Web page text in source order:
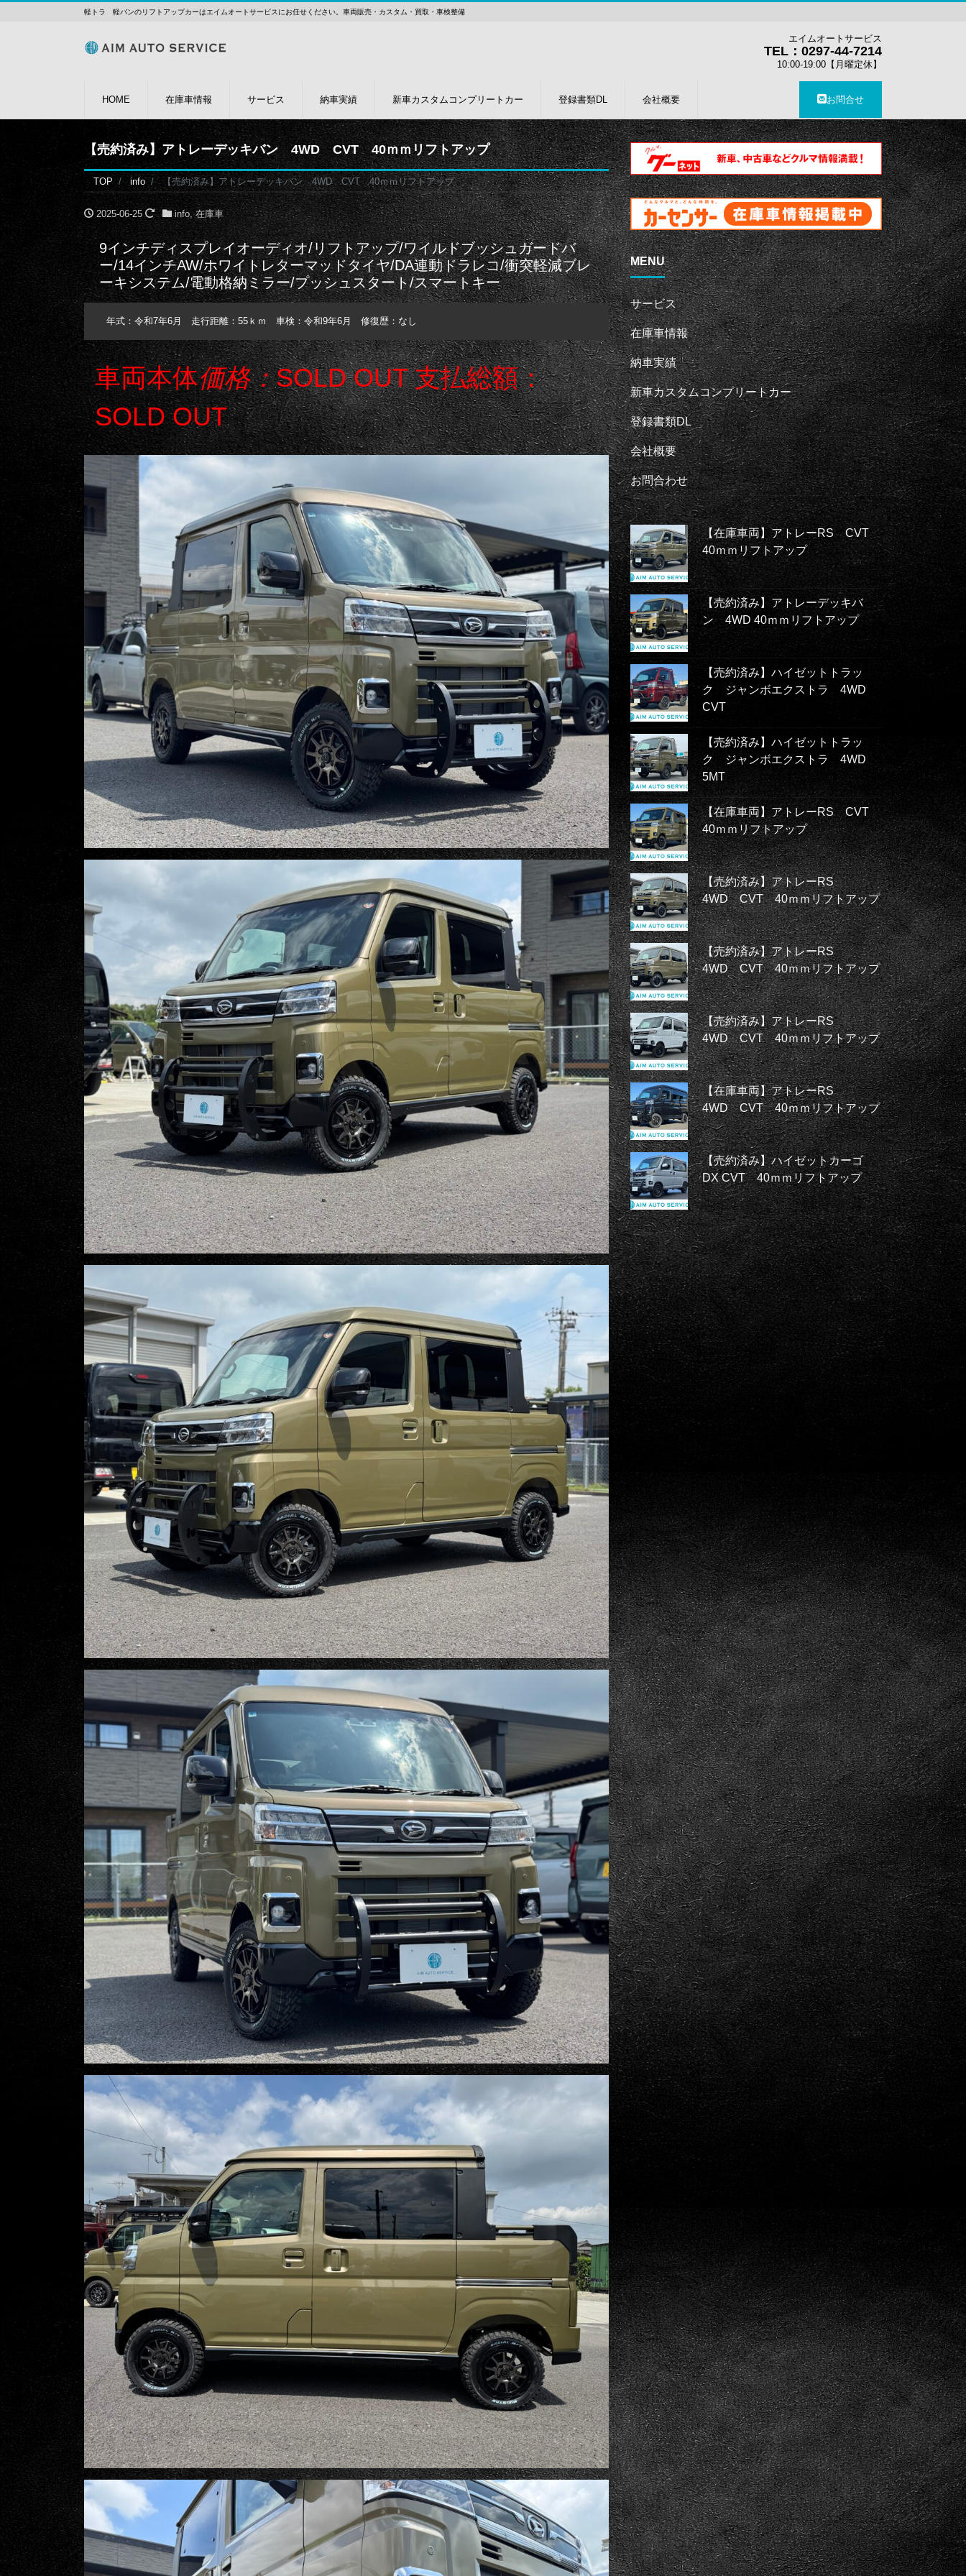
軽トラ 軽バンのリフトアップカーはエイムオートサービスにお任せください。車両販売・カスタム・買取・車検整備
エイムオートサービス
TEL：0297-44-7214
10:00-19:00【月曜定休】
HOME 在庫車情報 サービス 納車実績 新車カスタムコンプリートカー 登録書類DL 会社概要 お問合せ
【売約済み】アトレーデッキバン 4WD CVT 40ｍｍリフトアップ
TOP info 【売約済み】アトレーデッキバン 4WD CVT 40ｍｍリフトアップ
2025-06-25 info,在庫車
9インチディスプレイオーディオ/リフトアップ/ワイルドブッシュガードバ
ー/14インチAW/ホワイトレターマッドタイヤ/DA連動ドラレコ/衝突軽減ブレ
ーキシステム/電動格納ミラー/プッシュスタート/スマートキー
年式：令和7年6月 走行距離：55ｋｍ 車検：令和9年6月 修復歴：なし
車両本体価格：SOLD OUT 支払総額：
SOLD OUT
MENU
サービス
在庫車情報
納車実績
新車カスタムコンプリートカー
登録書類DL
会社概要
お問合わせ
【在庫車両】アトレーRS CVT
40ｍｍリフトアップ
【売約済み】アトレーデッキバ
ン 4WD 40ｍｍリフトアップ
【売約済み】ハイゼットトラッ
ク ジャンボエクストラ 4WD
CVT
【売約済み】ハイゼットトラッ
ク ジャンボエクストラ 4WD
5MT
【在庫車両】アトレーRS CVT
40ｍｍリフトアップ
【売約済み】アトレーRS
4WD CVT 40ｍｍリフトアップ
【売約済み】アトレーRS
4WD CVT 40ｍｍリフトアップ
【売約済み】アトレーRS
4WD CVT 40ｍｍリフトアップ
【在庫車両】アトレーRS
4WD CVT 40ｍｍリフトアップ
【売約済み】ハイゼットカーゴ
DX CVT 40ｍｍリフトアップ